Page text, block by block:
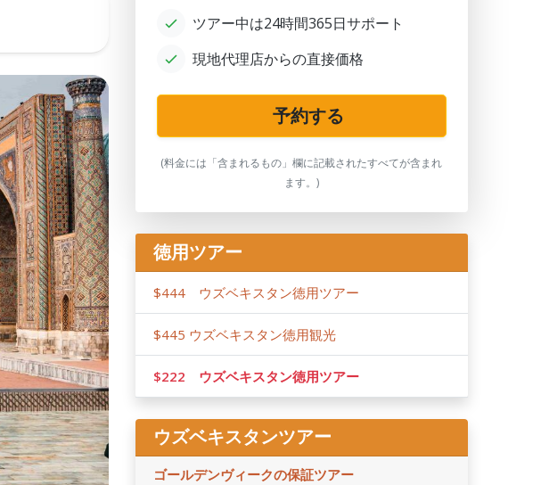
Gur Emir Mausoleum
ツアー中は24時間365日サポート
現地代理店からの直接価格
予約する
(料金には「含まれるもの」欄に記載されたすべてが含まれ
ます。)
徳用ツアー
$444 ウズベキスタン徳用ツアー
$445 ウズベキスタン徳用観光
$222 ウズベキスタン徳用ツアー
ウズベキスタンツアー
ゴールデンヴィークの保証ツアー